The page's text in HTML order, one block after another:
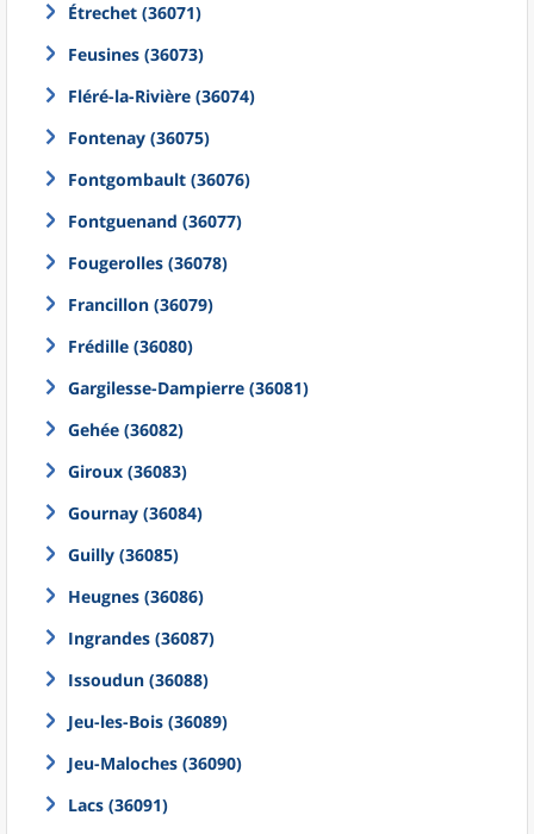
Étrechet (36071)
Feusines (36073)
Fléré-la-Rivière (36074)
Fontenay (36075)
Fontgombault (36076)
Fontguenand (36077)
Fougerolles (36078)
Francillon (36079)
Frédille (36080)
Gargilesse-Dampierre (36081)
Gehée (36082)
Giroux (36083)
Gournay (36084)
Guilly (36085)
Heugnes (36086)
Ingrandes (36087)
Issoudun (36088)
Jeu-les-Bois (36089)
Jeu-Maloches (36090)
Lacs (36091)